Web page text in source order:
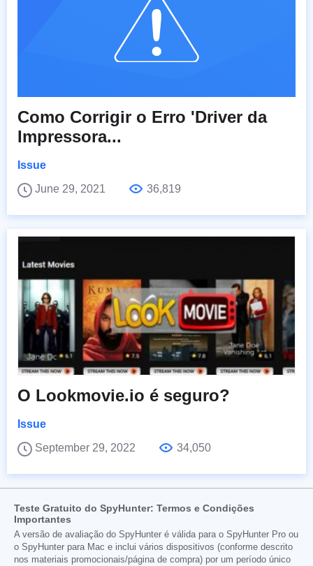
Como Corrigir o Erro 'Driver da
Impressora...
Issue
June 29, 2021
36,819
O Lookmovie.io é seguro?
Issue
September 29, 2022
34,050
Teste Gratuito do SpyHunter: Termos e Condições
Importantes
A versão de avaliação do SpyHunter é válida para o SpyHunter Pro ou
o SpyHunter para Mac e inclui vários dispositivos (conforme descrito
nos materiais promocionais/página de compra) por um período único